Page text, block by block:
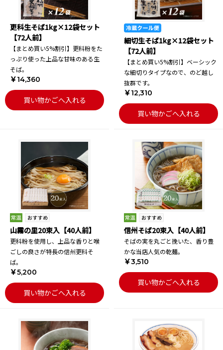
更科生そば1kg×12袋セット
【72人前】
【まとめ買い5%割引】更科粉をた
っぷり使った上品な甘味のある生
そば。
￥14,360
買い物かごへ入れる
細切生そば1kg×12袋セット
【72人前】
【まとめ買い5%割引】ベーシック
な細切りタイプなので、のど越し
抜群です。
￥12,310
買い物かごへ入れる
山霧の里20束入【40人前】
更科粉を使用し、上品な香りと喉
ごしの良さが特長の信州更科そ
ば。
￥5,200
買い物かごへ入れる
信州そば20束入【40人前】
そばの実を丸ごと挽いた、香り豊
かな当店人気の乾麺。
￥3,510
買い物かごへ入れる